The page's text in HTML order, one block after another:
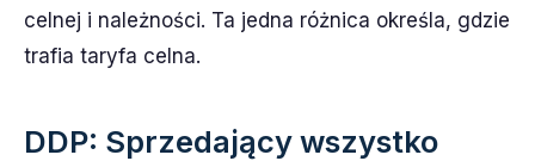
celnej i należności. Ta jedna różnica określa, gdzie
trafia taryfa celna.
DDP: Sprzedający wszystko